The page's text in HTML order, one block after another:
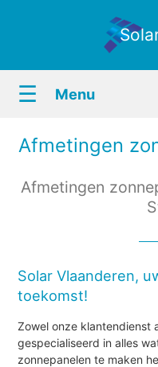
☰ Menu
Afmetingen
Afmetingen
Solar Vlaanderen,
toekomst!
Zowel onze klantendienst
gespecialiseerd in alles
zonnepanelen te maken